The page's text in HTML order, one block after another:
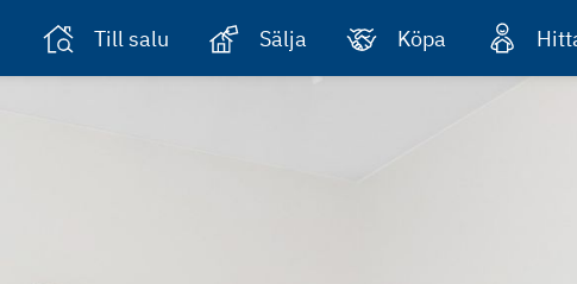
Till salu Sälja Köpa